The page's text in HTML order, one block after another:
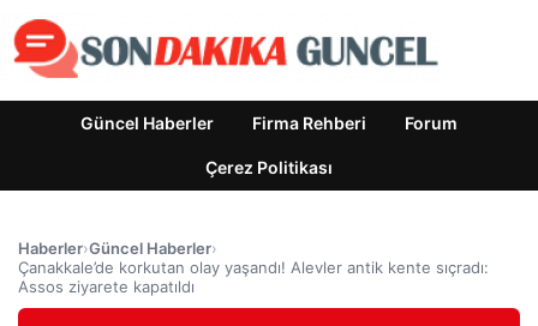
Güncel Haberler Firma Rehberi Forum
Çerez Politikası
Haberler›Güncel Haberler›
Çanakkale’de korkutan olay yaşandı! Alevler antik kente sıçradı:
Assos ziyarete kapatıldı